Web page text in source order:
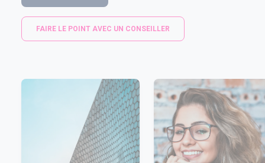
FAIRE LE POINT AVEC UN CONSEILLER